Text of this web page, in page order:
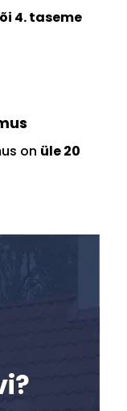
4. taseme
on üle 20